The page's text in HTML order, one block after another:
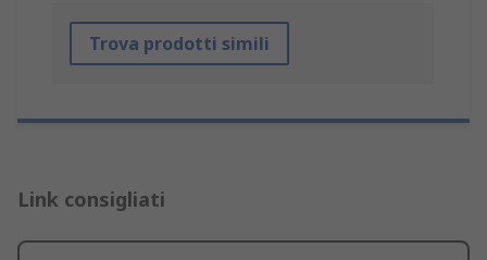
Trova prodotti simili
Link consigliati